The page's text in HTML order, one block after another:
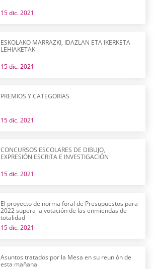
15 dic. 2021
ESKOLAKO MARRAZKI, IDAZLAN ETA IKERKETA
LEHIAKETAK
15 dic. 2021
PREMIOS Y CATEGORÍAS
15 dic. 2021
CONCURSOS ESCOLARES DE DIBUJO,
EXPRESIÓN ESCRITA E INVESTIGACIÓN
15 dic. 2021
El proyecto de norma foral de Presupuestos para
2022 supera la votación de las enmiendas de
totalidad
15 dic. 2021
Asuntos tratados por la Mesa en su reunión de
esta mañana